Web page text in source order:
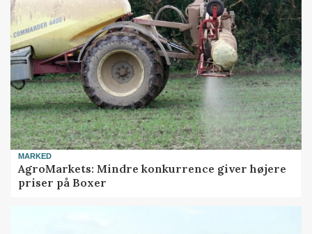
MARKED
AgroMarkets: Mindre konkurrence giver højere
priser på Boxer